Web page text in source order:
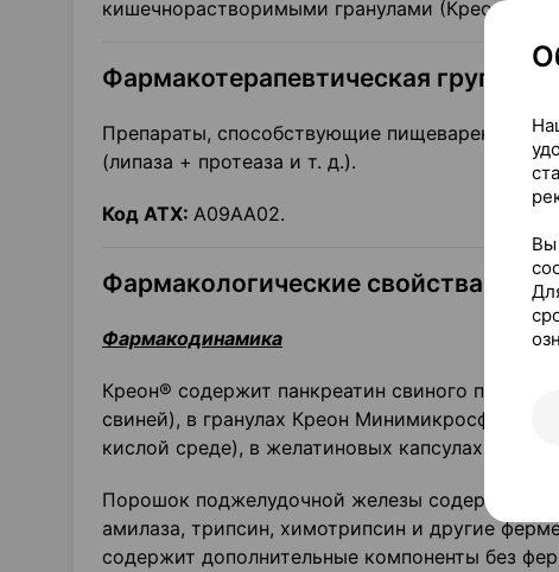
кишечнорастворимыми гранулами (Креон
Фармакотерапевтическая группа
Препараты, способствующие пищеварению,
(липаза + протеаза и т. д.).
Код ATX: А09АА02.
Фармакологические свойства
Фармакодинамика
Креон® содержит панкреатин свиного
свиней), в гранулах Креон Минимикросферы®,
кислой среде), в желатиновых капсулах.
Порошок поджелудочной железы содержит
амилаза, трипсин, химотрипсин и другие
содержит дополнительные компоненты без
Вы